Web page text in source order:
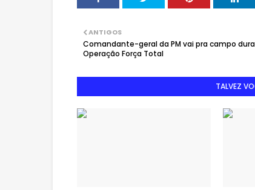
ANTIGOS
Comandante-geral da PM vai pra campo
Operação Força Total
TALVEZ